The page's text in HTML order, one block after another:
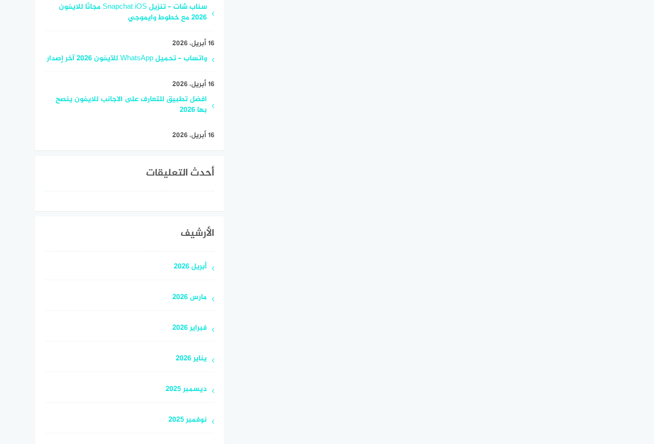
سناب شات – تنزيل Snapchat iOS مجانًا للايفون
2026 مع خطوط وايموجي
16 أبريل، 2026
واتساب – تحميل WhatsApp للآيفون 2026 آخر إصدار
16 أبريل، 2026
افضل تطبيق للتعارف على الاجانب للايفون ينصح
بها 2026
16 أبريل، 2026
أحدث التعليقات
الأرشيف
أبريل 2026
مارس 2026
فبراير 2026
يناير 2026
ديسمبر 2025
نوفمبر 2025